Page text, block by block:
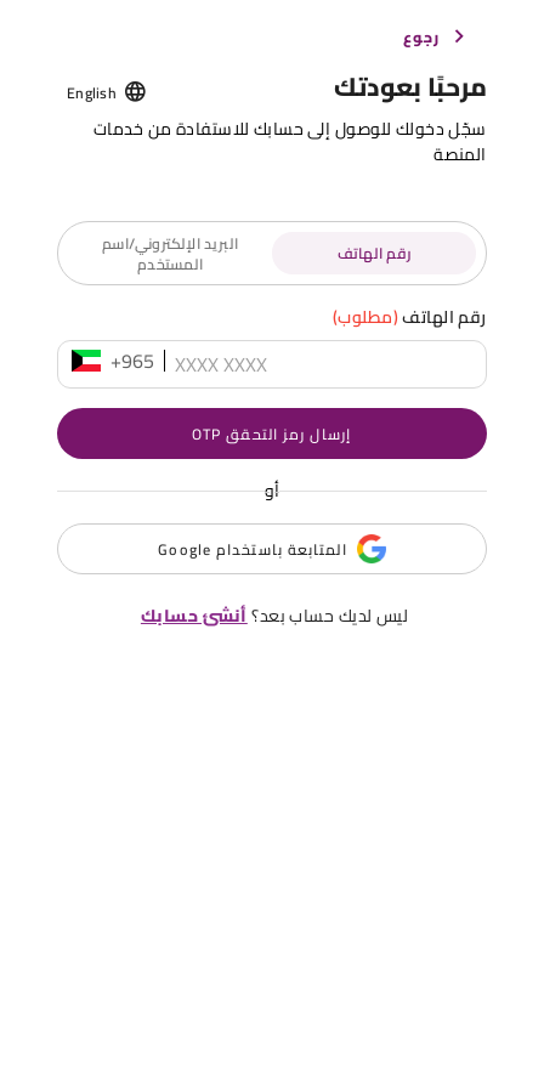
رجوع
مرحبًا بعودتك English
سجّل دخولك للوصول إلى حسابك للاستفادة من خدمات
المنصة
رقم الهاتف البريد الإلكتروني/اسم
المستخدم
رقم الهاتف(مطلوب)
+965
إرسال رمز التحقق OTP
أو
المتابعة باستخدام Google
ليس لديك حساب بعد؟أنشئ حسابك